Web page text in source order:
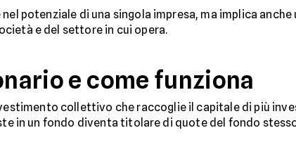
potenziale di una singola impresa, ma implica
e del settore in cui opera.
e come funziona
collettivo che raccoglie il capitale di più
in un fondo diventa titolare di quote del fondo